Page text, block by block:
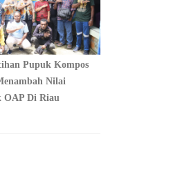
Pupuk Kompos
Nilai
OAP Di Riau